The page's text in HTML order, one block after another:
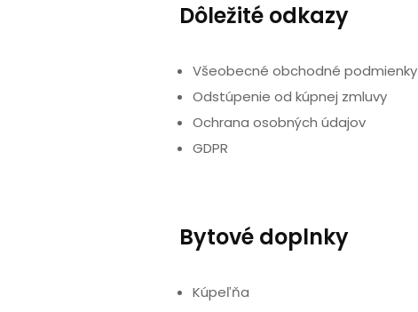
Dôležité odkazy
Všeobecné obchodné podmienky
Odstúpenie od kúpnej zmluvy
Ochrana osobných údajov
GDPR
Bytové doplnky
Kúpeľňa